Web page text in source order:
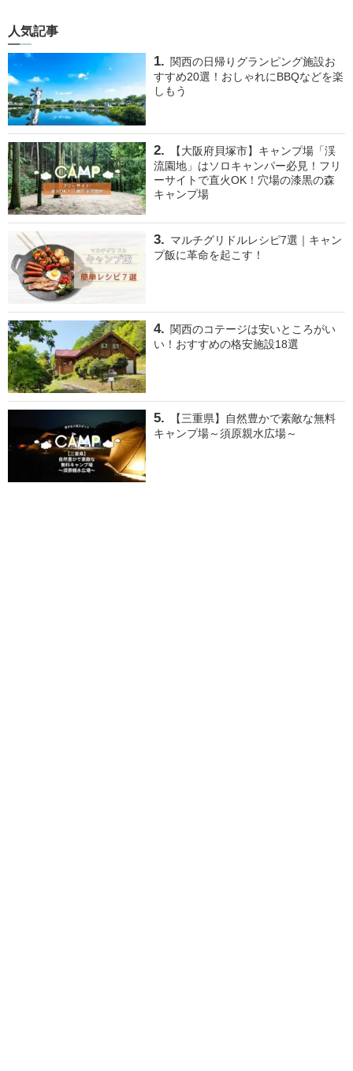
人気記事
関西の日帰りグランピング施設お
すすめ20選！おしゃれにBBQなどを楽
しもう
【大阪府貝塚市】キャンプ場「渓
流園地」はソロキャンパー必見！フリ
ーサイトで直火OK！穴場の漆黒の森
キャンプ場
マルチグリドルレシピ7選｜キャン
プ飯に革命を起こす！
関西のコテージは安いところがい
い！おすすめの格安施設18選
【三重県】自然豊かで素敵な無料
キャンプ場～須原親水広場～